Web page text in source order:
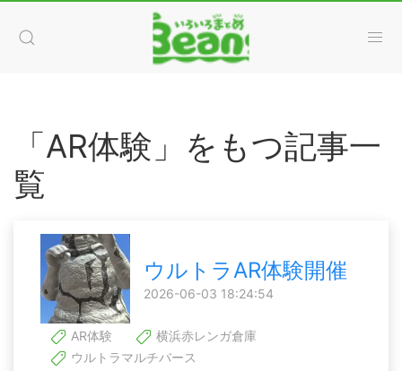
「AR体験」をもつ記事一
覧
ウルトラAR体験開催
2026-06-03 18:24:54
AR体験
横浜赤レンガ倉庫
ウルトラマルチバース